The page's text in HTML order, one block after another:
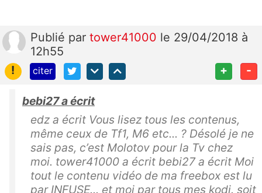
Publié par tower41000 le 29/04/2018 à
12h55
!
citer + -
bebi27 a écrit
edz a écrit Vous lisez tous les contenus,
même ceux de Tf1, M6 etc... ? Désolé je ne
sais pas, c’est Molotov pour la Tv chez
moi. tower41000 a écrit bebi27 a écrit Moi
tout le contenu vidéo de ma freebox est lu
par INFUSE... et moi par tous mes kodi. soit